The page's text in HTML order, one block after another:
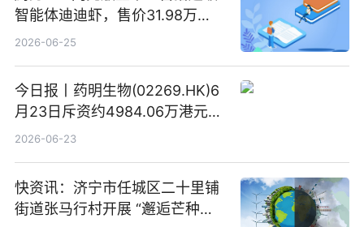
智能体迪迪虾，售价31.98万
元-34.98万元 焦点日报
2026-06-25
今日报丨药明生物(02269.HK)6
月23日斥资约4984.06万港元回
购160.50万股
2026-06-23
快资讯：济宁市任城区二十里铺
街道张马行村开展 “邂逅芒种节